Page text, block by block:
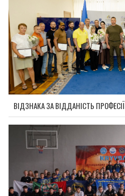
ВІДЗНАКА ЗА ВІДДАНІСТЬ ПРОФЕСІЇ